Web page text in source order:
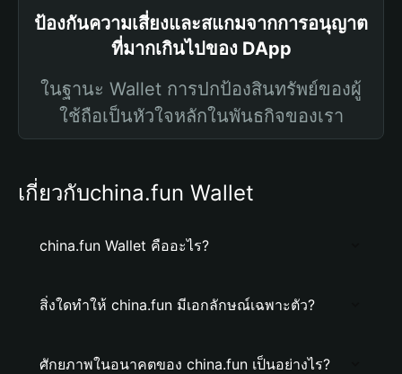
ป้องกันความเสี่ยงและสแกมจากการอนุญาต
ที่มากเกินไปของ DApp
ในฐานะ Wallet การปกป้องสินทรัพย์ของผู้
ใช้ถือเป็นหัวใจหลักในพันธกิจของเรา
เกี่ยวกับchina.fun Wallet
china.fun Wallet คืออะไร?
สิ่งใดทำให้ china.fun มีเอกลักษณ์เฉพาะตัว?
ศักยภาพในอนาคตของ china.fun เป็นอย่างไร?